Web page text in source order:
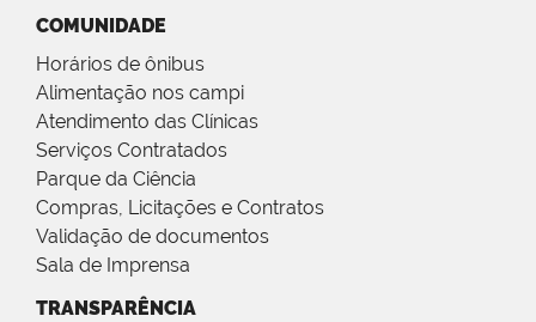
COMUNIDADE
Horários de ônibus
Alimentação nos campi
Atendimento das Clínicas
Serviços Contratados
Parque da Ciência
Compras, Licitações e Contratos
Validação de documentos
Sala de Imprensa
TRANSPARÊNCIA